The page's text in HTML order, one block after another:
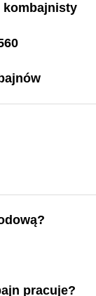
kombajnisty
pracuje?